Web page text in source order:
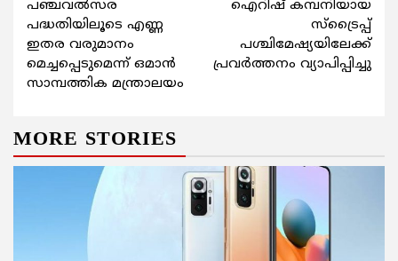
Reading
പഞ്ചവല്‍സര
പദ്ധതിയിലൂടെ എണ്ണ
ഇതര വരുമാനം
മെച്ചപ്പെടുമെന്ന് ഒമാന്‍
സാമ്പത്തിക മന്ത്രാലയം
ഐറിഷ് കമ്പനിയായ
സ്‌ട്രൈപ്പ്
പശ്ചിമേഷ്യയിലേക്ക്
പ്രവര്‍ത്തനം വ്യാപിപ്പിച്ചു
MORE STORIES